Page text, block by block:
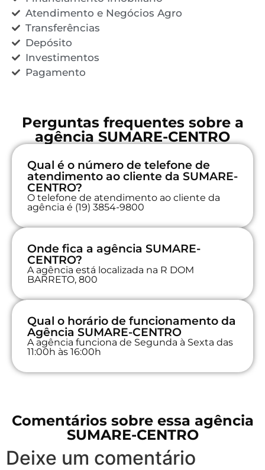
Atendimento e Negócios Agro
Transferências
Depósito
Investimentos
Pagamento
Perguntas frequentes sobre a
agência SUMARE-CENTRO
Qual é o número de telefone de
atendimento ao cliente da SUMARE-
CENTRO?
O telefone de atendimento ao cliente da
agência é (19) 3854-9800
Onde fica a agência SUMARE-
CENTRO?
A agência está localizada na R DOM
BARRETO, 800
Qual o horário de funcionamento da
Agência SUMARE-CENTRO
A agência funciona de Segunda à Sexta das
11:00h às 16:00h
Comentários sobre essa agência
SUMARE-CENTRO
Deixe um comentário